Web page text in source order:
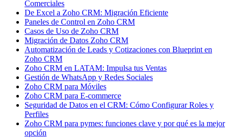
Comerciales
De Excel a Zoho CRM: Migración Eficiente
Paneles de Control en Zoho CRM
Casos de Uso de Zoho CRM
Migración de Datos Zoho CRM
Automatización de Leads y Cotizaciones con Blueprint en
Zoho CRM
Zoho CRM en LATAM: Impulsa tus Ventas
Gestión de WhatsApp y Redes Sociales
Zoho CRM para Móviles
Zoho CRM para E-commerce
Seguridad de Datos en el CRM: Cómo Configurar Roles y
Perfiles
Zoho CRM para pymes: funciones clave y por qué es la mejor
opción